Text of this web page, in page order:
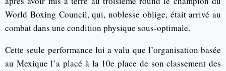
World Boxing Council, qui, noblesse oblige, était arrivé au
combat dans une condition physique sous-optimale.
Cette seule performance lui a valu que l’organisation basée
au Mexique l’a placé à la 10e place de son classement des